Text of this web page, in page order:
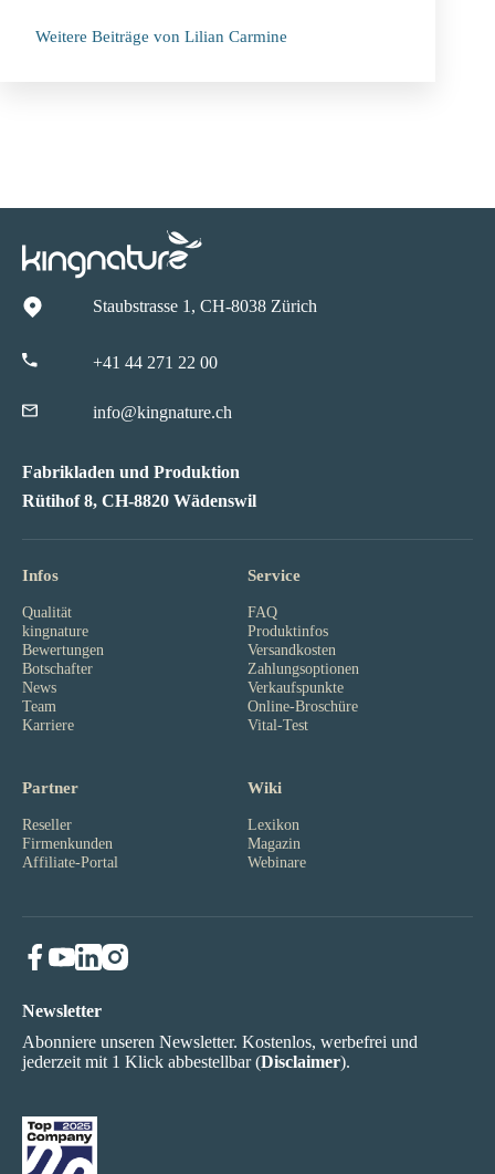
Weitere Beiträge von Lilian Carmine
Staubstrasse 1, CH-8038 Zürich
+41 44 271 22 00
info@kingnature.ch
Fabrikladen und Produktion
Rütihof 8, CH-8820 Wädenswil
Infos
Qualität
kingnature
Bewertungen
Botschafter
News
Team
Karriere
Service
FAQ
Produktinfos
Versandkosten
Zahlungsoptionen
Verkaufspunkte
Online-Broschüre
Vital-Test
Partner
Reseller
Firmenkunden
Affiliate-Portal
Wiki
Lexikon
Magazin
Webinare
Newsletter
Abonniere unseren Newsletter. Kostenlos, werbefrei und
jederzeit mit 1 Klick abbestellbar (Disclaimer).